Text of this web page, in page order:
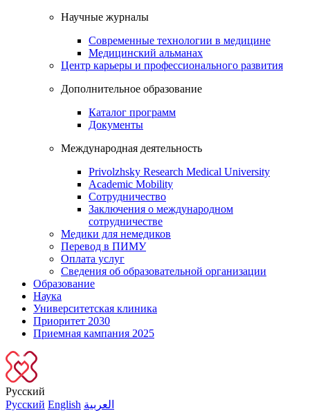
Научные журналы
Современные технологии в медицине
Медицинский альманах
Центр карьеры и профессионального развития
Дополнительное образование
Каталог программ
Документы
Международная деятельность
Privolzhsky Research Medical University
Academic Mobility
Сотрудничество
Заключения о международном
сотрудничестве
Медики для немедиков
Перевод в ПИМУ
Оплата услуг
Сведения об образовательной организации
Образование
Наука
Университетская клиника
Приоритет 2030
Приемная кампания 2025
Русский
Русский English العربية